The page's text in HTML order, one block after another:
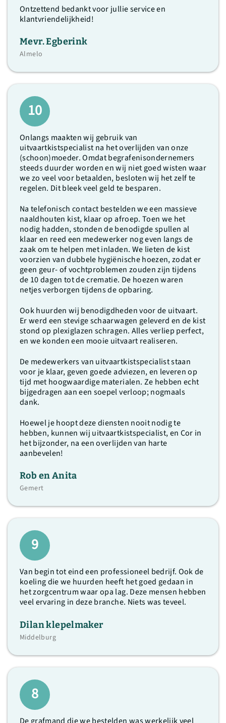
Ontzettend bedankt voor jullie service en
klantvriendelijkheid!
Mevr. Egberink
Almelo
10
Onlangs maakten wij gebruik van
uitvaartkistspecialist na het overlijden van onze
(schoon)moeder. Omdat begrafenisondernemers
steeds duurder worden en wij niet goed wisten waar
we zo veel voor betaalden, besloten wij het zelf te
regelen. Dit bleek veel geld te besparen.
Na telefonisch contact bestelden we een massieve
naaldhouten kist, klaar op afroep. Toen we het
nodig hadden, stonden de benodigde spullen al
klaar en reed een medewerker nog even langs de
zaak om te helpen met inladen. We lieten de kist
voorzien van dubbele hygiënische hoezen, zodat er
geen geur- of vochtproblemen zouden zijn tijdens
de 10 dagen tot de crematie. De hoezen waren
netjes verborgen tijdens de opbaring.
Ook huurden wij benodigdheden voor de uitvaart.
Er werd een stevige schaarwagen geleverd en de kist
stond op plexiglazen schragen. Alles verliep perfect,
en we konden een mooie uitvaart realiseren.
De medewerkers van uitvaartkistspecialist staan
voor je klaar, geven goede adviezen, en leveren op
tijd met hoogwaardige materialen. Ze hebben echt
bijgedragen aan een soepel verloop; nogmaals
dank.
Hoewel je hoopt deze diensten nooit nodig te
hebben, kunnen wij uitvaartkistspecialist, en Cor in
het bijzonder, na een overlijden van harte
aanbevelen!
Rob en Anita
Gemert
9
Van begin tot eind een professioneel bedrijf. Ook de
koeling die we huurden heeft het goed gedaan in
het zorgcentrum waar opa lag. Deze mensen hebben
veel ervaring in deze branche. Niets was teveel.
Dilan klepelmaker
Middelburg
8